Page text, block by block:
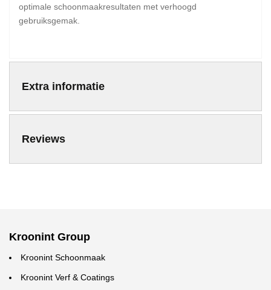
optimale schoonmaakresultaten met verhoogd
gebruiksgemak.
Extra informatie
Reviews
Kroonint Group
Kroonint Schoonmaak
Kroonint Verf & Coatings